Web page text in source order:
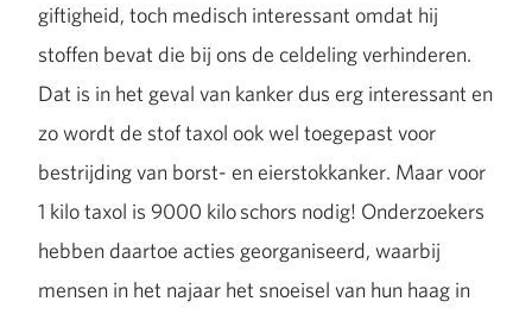
giftigheid, toch medisch interessant omdat hij
stoffen bevat die bij ons de celdeling verhinderen.
Dat is in het geval van kanker dus erg interessant en
zo wordt de stof taxol ook wel toegepast voor
bestrijding van borst- en eierstokkanker. Maar voor
1 kilo taxol is 9000 kilo schors nodig! Onderzoekers
hebben daartoe acties georganiseerd, waarbij
mensen in het najaar het snoeisel van hun haag in